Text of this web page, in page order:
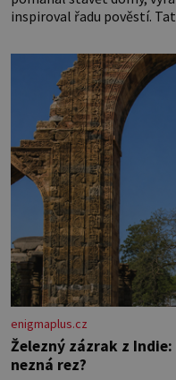
inspiroval řadu pověstí.
obyčejnou kulisu letního
enigmaplus.cz
Železný zázrak z
nezná rez?